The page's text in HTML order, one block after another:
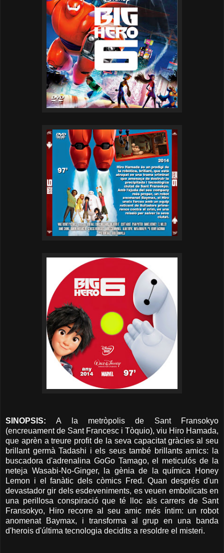
SINOPSIS: A la metròpolis de Sant Fransokyo
(encreuament de Sant Francesc i Tòquio), viu Hiro Hamada,
que aprèn a treure profit de la seva capacitat gràcies al seu
brillant germà Tadashi i els seus també brillants amics: la
buscadora d'adrenalina GoGo Tamago, el meticulós de la
neteja Wasabi-No-Ginger, la gènia de la química Honey
Lemon i el fanàtic dels còmics Fred. Quan després d'un
devastador gir dels esdeveniments, es veuen embolicats en
una perillosa conspiració que té lloc als carrers de Sant
Fransokyo, Hiro recorre al seu amic més íntim: un robot
anomenat Baymax, i transforma al grup en una banda
d'herois d'última tecnologia decidits a resoldre el misteri.